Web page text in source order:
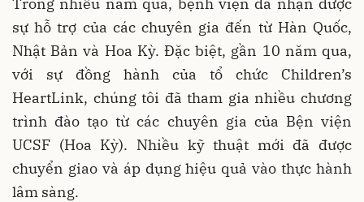
sự hỗ trợ của các chuyên gia đến từ Hàn Quốc,
Nhật Bản và Hoa Kỳ. Đặc biệt, gần 10 năm qua,
với sự đồng hành của tổ chức Children’s
HeartLink, chúng tôi đã tham gia nhiều chương
trình đào tạo từ các chuyên gia của Bện viện
UCSF (Hoa Kỳ). Nhiều kỹ thuật mới đã được
chuyển giao và áp dụng hiệu quả vào thực hành
lâm sàng.